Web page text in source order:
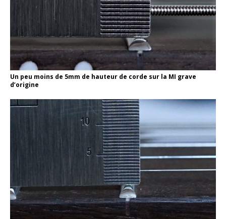
Un peu moins de 5mm de hauteur de corde sur la MI grave
d’origine